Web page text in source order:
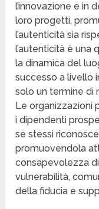
l’innovazione e in
loro progetti,
l’autenticità sia
l’autenticità è una
la dinamica del
successo a livello
solo un termine di
Le organizzazioni
i dipendenti
se stessi
promuovendola
consapevolezza
vulnerabilità,
della fiducia e